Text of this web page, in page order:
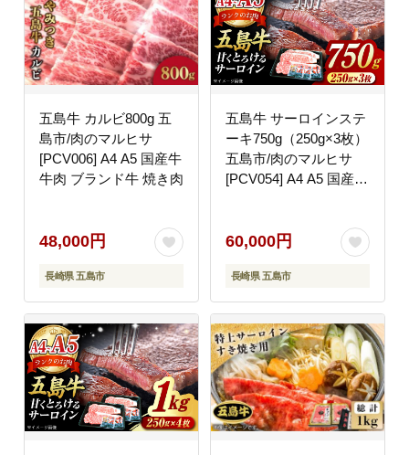
五島牛 カルビ800g 五
島市/肉のマルヒサ
[PCV006] A4 A5 国産牛
牛肉 ブランド牛 焼き肉
48,000円
長崎県 五島市
五島牛 サーロインステ
ーキ750g（250g×3枚）
五島市/肉のマルヒサ
[PCV054] A4 A5 国産牛
サーロイン
60,000円
長崎県 五島市